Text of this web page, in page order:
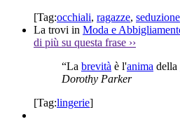
[Tag:occhiali, ragazze, seduzione
La trovi in Moda e
di più su questa frase ››
“La brevità è l'anima della
Dorothy Parker
[Tag:lingerie]